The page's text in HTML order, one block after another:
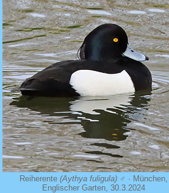
Reiherente (Aythya fuligula) ♂ · München,
Englischer Garten, 30.3.2024